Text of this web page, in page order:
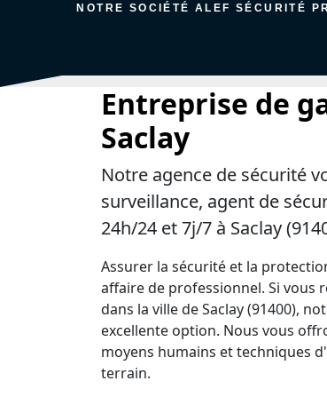
NOTRE SOCIÉTÉ ALEF SÉCURITÉ
Entreprise de
Saclay
Notre agence de sécurité
surveillance, agent de
24h/24 et 7j/7 à Saclay
Assurer la sécurité et la
affaire de professionnel. Si vous
dans la ville de Saclay (91400),
excellente option. Nous vous
moyens humains et techniques
terrain.